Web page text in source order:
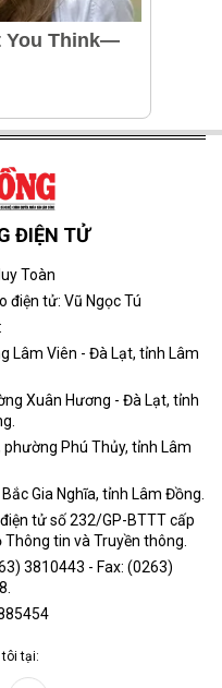
ĐIỆN TỬ
Toàn
điện tử: Vũ Ngọc Tú
Lâm Viên - Đà Lạt, tỉnh Lâm
Xuân Hương - Đà Lạt, tỉnh
phường Phú Thủy, tỉnh Lâm
Gia Nghĩa, tỉnh Lâm Đồng.
tử số 232/GP-BTTT cấp
tin và Truyền thông.
3810443 - Fax: (0263)
tại: